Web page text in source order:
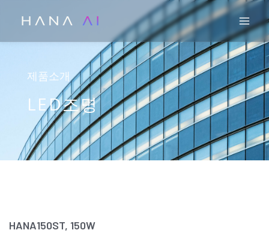
츠
제품소개
LED조명
HANA150ST, 150W